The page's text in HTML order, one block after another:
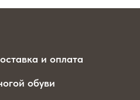
и оплата
обуви